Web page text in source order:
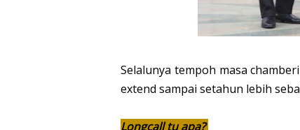
Selalunya tempoh masa
extend sampai setahun lebih
Longcall tu apa?